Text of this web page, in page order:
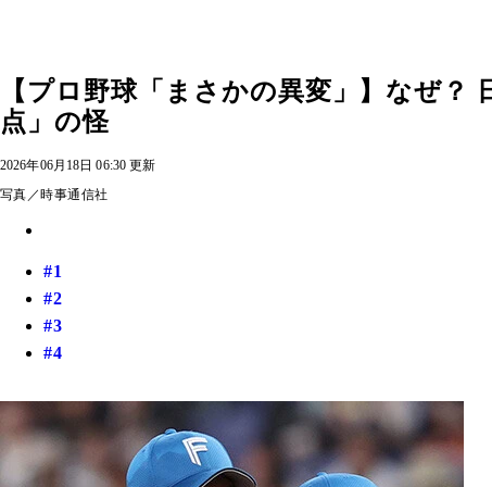
【プロ野球「まさかの異変」】なぜ？
点」の怪
2026年06月18日 06:30 更新
写真／時事通信社
#1
#2
#3
#4